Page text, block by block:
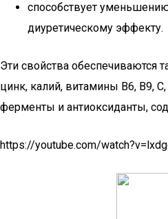
способствует
диуретическому эффекту.
Эти свойства обеспечиваются
цинк, калий, витамины B6, B9,
ферменты и антиоксиданты,
https://youtube.com/